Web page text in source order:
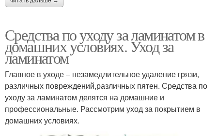
Средства по уходу за ламинатом в
домашних условиях. Уход за
ламинатом
Главное в уходе – незамедлительное удаление грязи,
различных повреждений,различных пятен. Средства по
уходу за ламинатом делятся на домашние и
профессиональные. Рассмотрим уход за покрытием в
домашних условиях.